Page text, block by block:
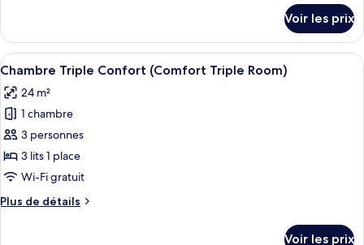
avec
lits
jumeaux,
balcon
le
type
de
Chambre
Supérieure
avec
lits
jumeaux,
balcon
Voir les prix
Afficher
toutes
les
photos
pour
ce
type
chambre :
Une chambre d’hôtel avec trois lits,
5
Chambre Triple Confort (Comfort Triple Room)
24 m²
1 chambre
3 personnes
3 lits 1 place
Wi-Fi gratuit
Plus de détails
Plus
Voir les prix